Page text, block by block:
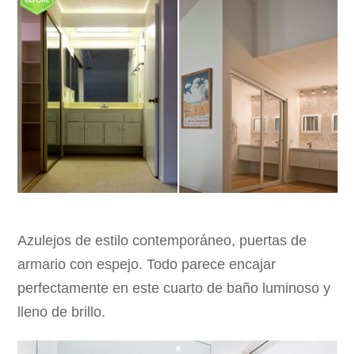
Azulejos de estilo contemporáneo, puertas de
armario con espejo. Todo parece encajar
perfectamente en este cuarto de baño luminoso y
lleno de brillo.